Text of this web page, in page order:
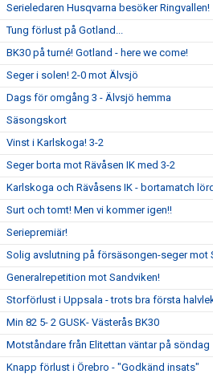
Serieledaren Husqvarna besöker Ringvallen!
Tung förlust på Gotland...
BK30 på turné! Gotland - here we come!
Seger i solen! 2-0 mot Älvsjö
Dags för omgång 3 - Älvsjö hemma
Säsongskort
Vinst i Karlskoga! 3-2
Seger borta mot Rävåsen IK med 3-2
Karlskoga och Rävåsens IK - bortamatch
Surt och tomt! Men vi kommer igen!!
Seriepremiär!
Solig avslutning på försäsongen-seger mot
Generalrepetition mot Sandviken!
Storförlust i Uppsala - trots bra första
Min 82 5- 2 GUSK- Västerås BK30
Motståndare från Elitettan väntar på söndag
Knapp förlust i Örebro - "Godkänd insats"